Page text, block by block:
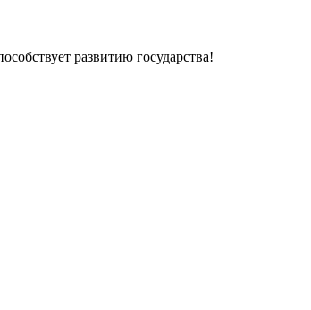
развитию государства!